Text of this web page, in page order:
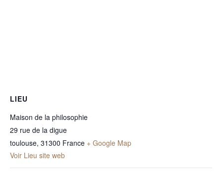
LIEU
Maison de la philosophie
29 rue de la digue
toulouse, 31300 France + Google Map
Voir Lieu site web